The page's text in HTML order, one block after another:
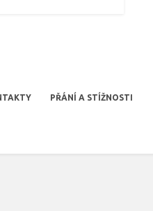
PŘÁNÍ A STÍŽNOSTI